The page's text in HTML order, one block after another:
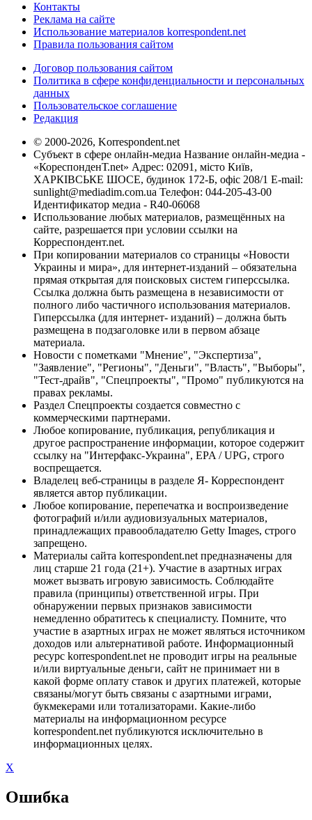
Контакты
Реклама на сайте
Использование материалов korrespondent.net
Правила пользования сайтом
Договор пользования сайтом
Политика в сфере конфиденциальности и персональных
данных
Пользовательское соглашение
Редакция
© 2000-2026, Korrespondent.net
Субъект в сфере онлайн-медиа Название онлайн-медиа -
«КореспонденТ.net» Адрес: 02091, місто Київ,
ХАРКІВСЬКЕ ШОСЕ, будинок 172-Б, офіс 208/1 E-mail:
sunlight@mediadim.com.ua Телефон: 044-205-43-00
Идентификатор медиа - R40-06068
Использование любых материалов, размещённых на
сайте, разрешается при условии ссылки на
Корреспондент.net.
При копировании материалов со страницы «Новости
Украины и мира», для интернет-изданий – обязательна
прямая открытая для поисковых систем гиперссылка.
Ссылка должна быть размещена в независимости от
полного либо частичного использования материалов.
Гиперссылка (для интернет- изданий) – должна быть
размещена в подзаголовке или в первом абзаце
материала.
Новости с пометками "Мнение", "Экспертиза",
"Заявление", "Регионы", "Деньги", "Власть", "Выборы",
"Тест-драйв", "Спецпроекты", "Промо" публикуются на
правах рекламы.
Раздел Спецпроекты создается совместно с
коммерческими партнерами.
Любое копирование, публикация, републикация и
другое распространение информации, которое содержит
ссылку на "Интерфакс-Украина", EPA / UPG, строго
воспрещается.
Владелец веб-страницы в разделе Я- Корреспондент
является автор публикации.
Любое копирование, перепечатка и воспроизведение
фотографий и/или аудиовизуальных материалов,
принадлежащих правообладателю Getty Images, строго
запрещено.
Материалы сайта korrespondent.net предназначены для
лиц старше 21 года (21+). Участие в азартных играх
может вызвать игровую зависимость. Соблюдайте
правила (принципы) ответственной игры. При
обнаружении первых признаков зависимости
немедленно обратитесь к специалисту. Помните, что
участие в азартных играх не может являться источником
доходов или альтернативой работе. Информационный
ресурс korrespondent.net не проводит игры на реальные
и/или виртуальные деньги, сайт не принимает ни в
какой форме оплату ставок и других платежей, которые
связаны/могут быть связаны с азартными играми,
букмекерами или тотализаторами. Какие-либо
материалы на информационном ресурсе
korrespondent.net публикуются исключительно в
информационных целях.
X
Ошибка